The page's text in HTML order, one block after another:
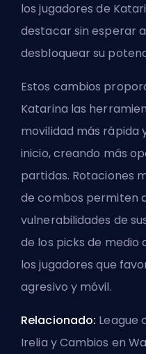
los jugadores de
destacar sin esperar
desbloquear su
Estos cambios
Katarina las
movilidad más rápida
inicio, creando más
partidas. Rotaciones
de combos permiten
vulnerabilidades de
de los picks de
los jugadores que
agresivo y móvil.
Relacionado: League
Irelia y Cambios en